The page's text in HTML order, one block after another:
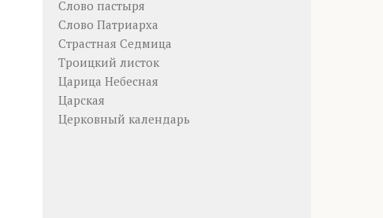
Слово пастыря
Слово Патриарха
Страстная Седмица
Троицкий листок
Царица Небесная
Царская
Церковный календарь